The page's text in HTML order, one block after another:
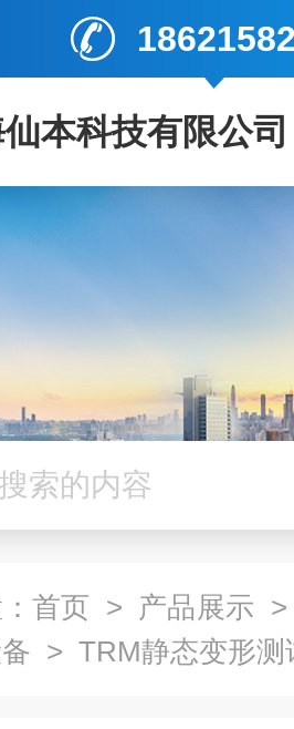
本科技有限公司
首页 > 产品展示
> TRM静态变形测